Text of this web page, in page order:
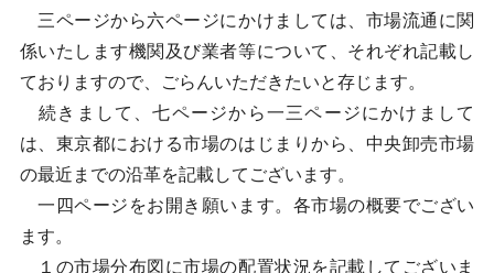
三ページから六ページにかけましては、市場流通に関
係いたします機関及び業者等について、それぞれ記載し
ておりますので、ごらんいただきたいと存じます。
続きまして、七ページから一三ページにかけまして
は、東京都における市場のはじまりから、中央卸売市場
の最近までの沿革を記載してございます。
一四ページをお開き願います。各市場の概要でござい
ます。
１の市場分布図に市場の配置状況を記載してございま